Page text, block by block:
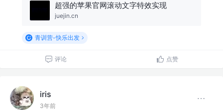
超强的苹果官网滚动文字特效实现
juejin.cn
青训营-快乐出发
评论 点赞
iris
3年前